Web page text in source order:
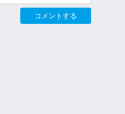
コメントする